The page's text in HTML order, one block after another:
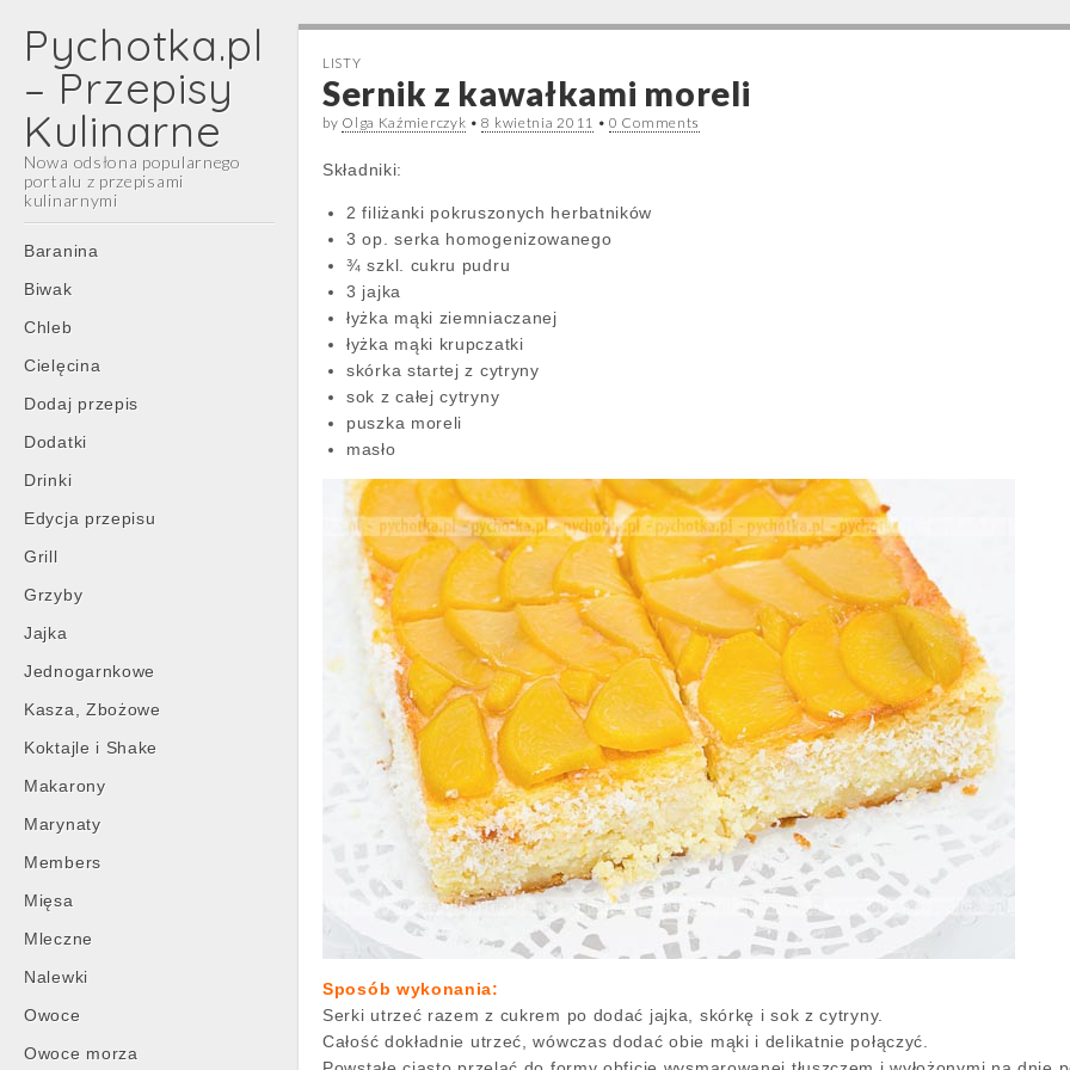
Pychotka.pl
– Przepisy
Kulinarne
Nowa odsłona popularnego
portalu z przepisami
kulinarnymi
Main
menu
Skip
content
Baranina
Biwak
Chleb
Cielęcina
Dodaj przepis
Dodatki
Drinki
Edycja przepisu
Grill
Grzyby
Jajka
Jednogarnkowe
Kasza, Zbożowe
Koktajle i Shake
Makarony
Marynaty
Members
Mięsa
Mleczne
Nalewki
Owoce
Owoce morza
LISTY
Sernik z kawałkami moreli
by Olga Kaźmierczyk •8 kwietnia 2011 •0 Comments
Składniki:
2 filiżanki pokruszonych herbatników
3 op. serka homogenizowanego
¾ szkl. cukru pudru
3 jajka
łyżka mąki ziemniaczanej
łyżka mąki krupczatki
skórka startej z cytryny
sok z całej cytryny
puszka moreli
masło
Sposób wykonania:
Serki utrzeć razem z cukrem po dodać jajka, skórkę i sok z cytryny.
Całość dokładnie utrzeć, wówczas dodać obie mąki i delikatnie połączyć.